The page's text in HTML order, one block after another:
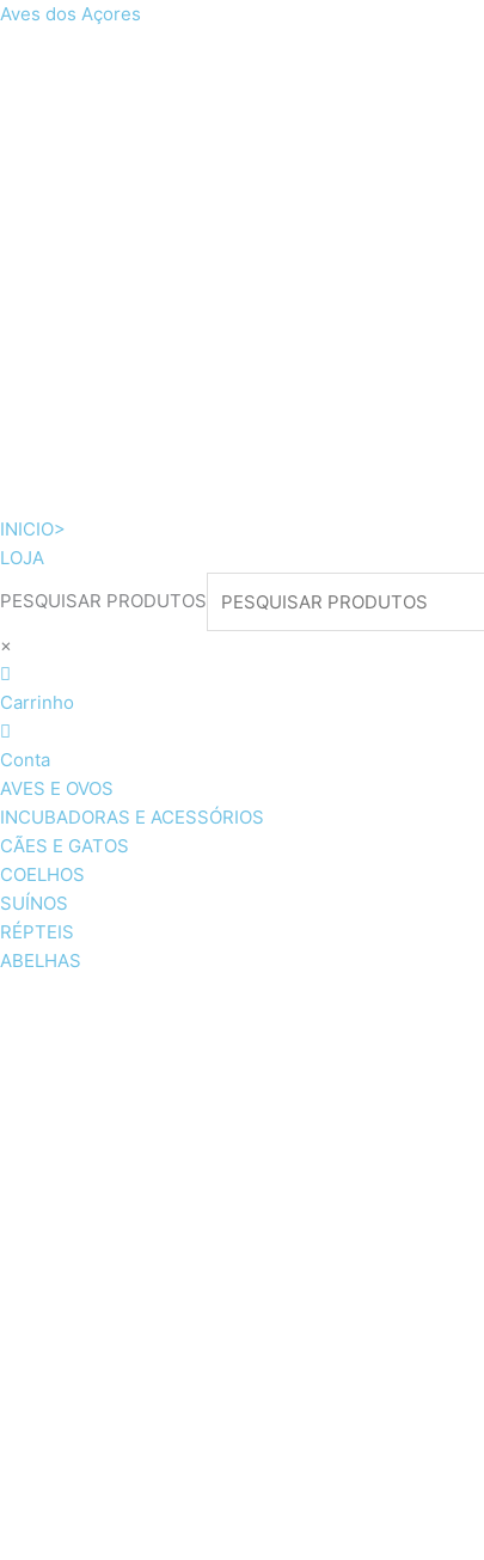
Skip
Aves dos Açores
INICIO>
LOJA
PESQUISAR PRODUTOS
×
Carrinho
Conta
AVES E OVOS
INCUBADORAS E ACESSÓRIOS
CÃES E GATOS
COELHOS
SUÍNOS
RÉPTEIS
ABELHAS